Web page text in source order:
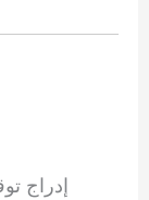
إدراج